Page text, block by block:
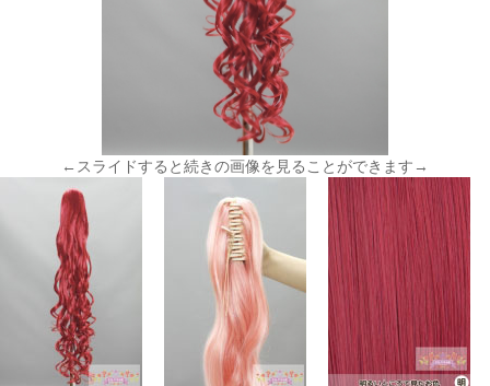
←スライドすると続きの画像を見ることができます→